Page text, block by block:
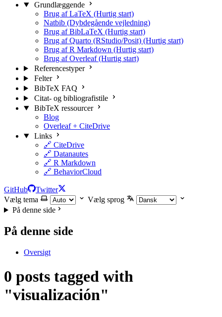
Grundlæggende
Brug af LaTeX (Hurtig start)
Natbib (Dybdegående vejledning)
Brug af BibLaTeX (Hurtig start)
Brug af Quarto (RStudio/Posit) (Hurtig start)
Brug af R Markdown (Hurtig start)
Brug af Overleaf (Hurtig start)
Referencestyper
Felter
BibTeX FAQ
Citat- og bibliografistile
BibTeX ressourcer
Blog
Overleaf + CiteDrive
Links
🔗 CiteDrive
🔗 Datanautes
🔗 R Markdown
🔗 BehaviorCloud
GitHub
Twitter
Vælg tema
Vælg sprog
På denne side
På denne side
Oversigt
0 posts tagged with
"visualización"